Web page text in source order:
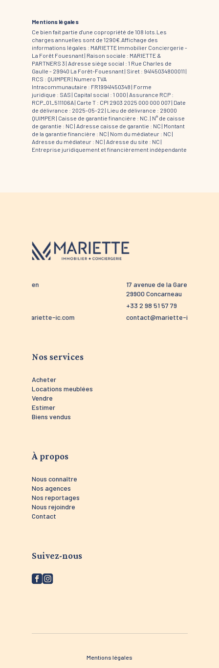
Mentions légales
Ce bien fait partie d'une copropriété de 108 lots.Les
charges annuelles sont de 1290€. Affichage des
informations légales : MARIETTE Immobilier Conciergerie -
La Forêt Fouesnant | Raison sociale : MARIETTE &
PARTNERS 3 | Adresse siège social : 1 Rue Charles de
Gaulle - 29940 La Forêt-Fouesnant | Siret : 94145034800011 |
RCS : QUIMPER | Numero TVA
Intracommunautaire : FR19941450348 | Forme
juridique : SAS | Capital social : 1 000 | Assurance RCP :
RCP_01_511106A | Carte T : CPI 2903 2025 000 000 007 | Date
de délivrance : 2025-05-22 | Lieu de délivrance : 29000
QUIMPER | Caisse de garantie financière : NC. | N° de caisse
de garantie : NC | Adresse caisse de garantie : NC | Montant
de la garantie financière : NC | Nom du médiateur : NC |
Adresse du médiateur : NC | Adresse du site : NC |
Entreprise juridiquement et financièrement indépendante
contact@mariette-ic.com
Nos services
Acheter
Locations meublées
Vendre
Estimer
Biens vendus
À propos
Nous connaître
Nos agences
Nos reportages
Nous rejoindre
Contact
Suivez-nous
Mentions légales